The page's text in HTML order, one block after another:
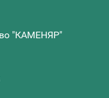
"КАМЕНЯР"